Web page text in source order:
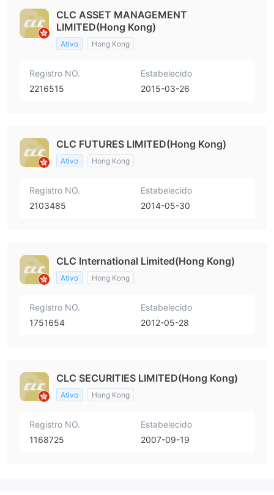
CLC ASSET MANAGEMENT
LIMITED(Hong Kong)
Ativo Hong Kong
Registro NO.
2216515
Estabelecido
2015-03-26
CLC FUTURES LIMITED(Hong Kong)
Ativo Hong Kong
Registro NO.
2103485
Estabelecido
2014-05-30
CLC International Limited(Hong Kong)
Ativo Hong Kong
Registro NO.
1751654
Estabelecido
2012-05-28
CLC SECURITIES LIMITED(Hong Kong)
Ativo Hong Kong
Registro NO.
1168725
Estabelecido
2007-09-19